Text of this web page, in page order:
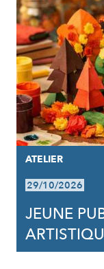
ATELIER
29/10/2026
JEUNE